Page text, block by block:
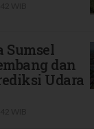
Sumsel
dan
Udara